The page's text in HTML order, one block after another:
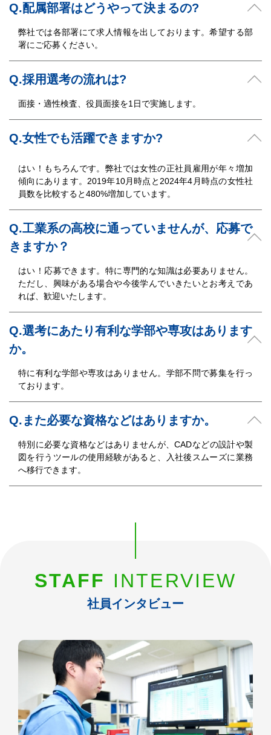
Q.配属部署はどうやって決まるの?
弊社では各部署にて求人情報を出しております。希望する部
署にご応募ください。
Q.採用選考の流れは?
面接・適性検査、役員面接を1日で実施します。
Q.女性でも活躍できますか?
はい！もちろんです。弊社では女性の正社員雇用が年々増加
傾向にあります。2019年10月時点と2024年4月時点の女性社
員数を比較すると480%増加しています。
Q.工業系の高校に通っていませんが、応募で
きますか？
はい！応募できます。特に専門的な知識は必要ありません。
ただし、興味がある場合や今後学んでいきたいとお考えであ
れば、歓迎いたします。
Q.選考にあたり有利な学部や専攻はあります
か。
特に有利な学部や専攻はありません。学部不問で募集を行っ
ております。
Q.また必要な資格などはありますか。
特別に必要な資格などはありませんが、CADなどの設計や製
図を行うツールの使用経験があると、入社後スムーズに業務
へ移行できます。
STAFF INTERVIEW
社員インタビュー